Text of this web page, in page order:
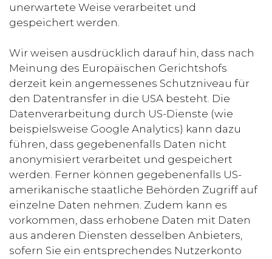
unerwartete Weise verarbeitet und
gespeichert werden.
Wir weisen ausdrücklich darauf hin, dass nach
Meinung des Europäischen Gerichtshofs
derzeit kein angemessenes Schutzniveau für
den Datentransfer in die USA besteht. Die
Datenverarbeitung durch US-Dienste (wie
beispielsweise Google Analytics) kann dazu
führen, dass gegebenenfalls Daten nicht
anonymisiert verarbeitet und gespeichert
werden. Ferner können gegebenenfalls US-
amerikanische staatliche Behörden Zugriff auf
einzelne Daten nehmen. Zudem kann es
vorkommen, dass erhobene Daten mit Daten
aus anderen Diensten desselben Anbieters,
sofern Sie ein entsprechendes Nutzerkonto